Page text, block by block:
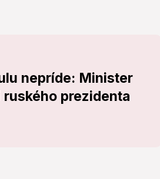
nepríde: Minister
prezidenta